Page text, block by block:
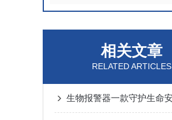
相关文章
RELATED ARTICLES